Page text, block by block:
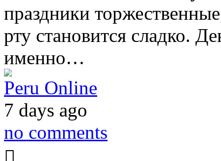
праздники
рту становится сладко.
именно…
Peru Online
7 days ago
no comments